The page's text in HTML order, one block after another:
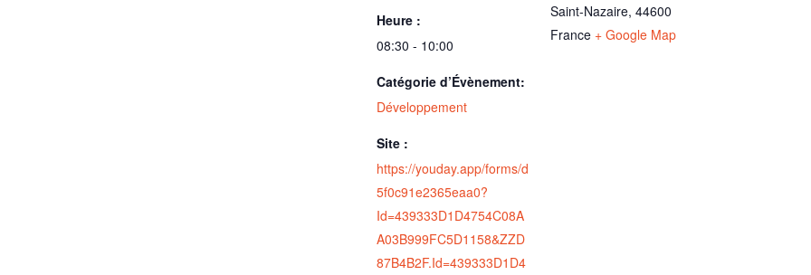
Heure :
08:30 - 10:00
Catégorie d’Évènement:
Développement
Site :
https://youday.app/forms/d
5f0c91e2365eaa0?
Id=439333D1D4754C08A
A03B999FC5D1158&ZZD
87B4B2F.Id=439333D1D4
Saint-Nazaire, 44600
France + Google Map